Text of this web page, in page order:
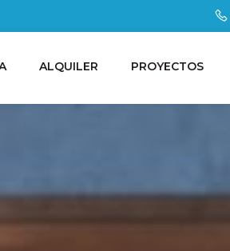
ALQUILER PROYECTOS